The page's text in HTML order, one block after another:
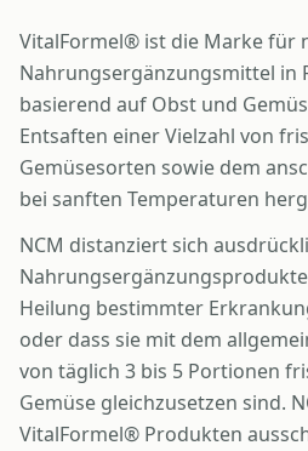
VitalFormel® ist die Marke für
Nahrungsergänzungsmittel in
basierend auf Obst und
Entsaften einer Vielzahl von
Gemüsesorten sowie dem
bei sanften Temperaturen
NCM distanziert sich
Heilung bestimmter
oder dass sie mit dem
von täglich 3 bis 5 Portionen
Gemüse gleichzusetzen sind.
VitalFormel® Produkten